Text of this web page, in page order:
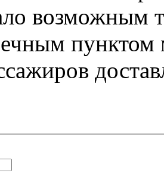
возможным
пунктом